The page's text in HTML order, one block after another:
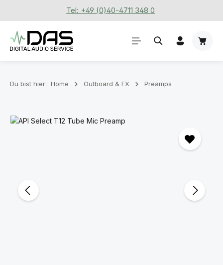
Zum Hauptinhalt springenTel: +49 (0)40-4711 348 0
Du bist hier: Home Outboard & FX Preamps
Bildergalerie überspringen